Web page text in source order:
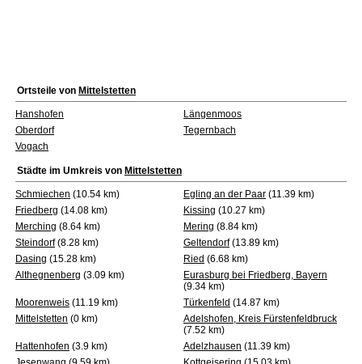
Ortsteile von Mittelstetten
Hanshofen
Längenmoos
Oberdorf
Tegernbach
Vogach
Städte im Umkreis von Mittelstetten
Schmiechen (10.54 km) Egling an der Paar (11.39 km)
Friedberg (14.08 km) Kissing (10.27 km)
Merching (8.64 km) Mering (8.84 km)
Steindorf(8.28 km) Geltendorf(13.89 km)
Dasing (15.28 km) Ried (6.68 km)
Althegnenberg (3.09 km)
Eurasburg bei Friedberg, Bayern
(9.34 km)
Moorenweis (11.19 km) Türkenfeld (14.87 km)
Mittelstetten (0 km)
Adelshofen, Kreis Fürstenfeldbruck
(7.52 km)
Hattenhofen (3.9 km) Adelzhausen (11.39 km)